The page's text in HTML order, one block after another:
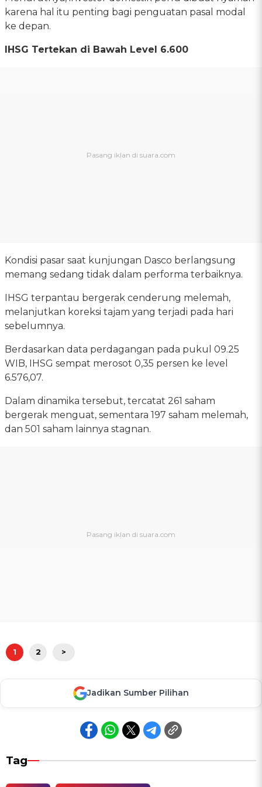
karena hal itu penting bagi penguatan pasal modal
ke depan.
IHSG Tertekan di Bawah Level 6.600
Kondisi pasar saat kunjungan Dasco berlangsung
memang sedang tidak dalam performa terbaiknya.
IHSG terpantau bergerak cenderung melemah,
melanjutkan koreksi tajam yang terjadi pada hari
sebelumnya.
Berdasarkan data perdagangan pada pukul 09.25
WIB, IHSG sempat merosot 0,35 persen ke level
6.576,07.
Dalam dinamika tersebut, tercatat 261 saham
bergerak menguat, sementara 197 saham melemah,
dan 501 saham lainnya stagnan.
1 2 >
Jadikan Sumber Pilihan
Tag